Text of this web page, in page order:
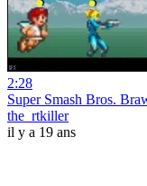
2:28
Super Smash Bros.
the_rtkiller
il y a 19 ans